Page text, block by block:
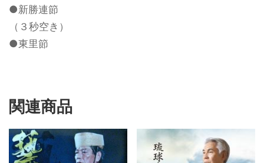
●新勝連節
（３秒空き）
●東里節
関連商品